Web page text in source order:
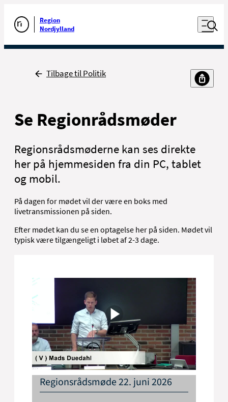
Gå til forsiden
Region
Nordjylland
Åben
Udfør søgning
Tilbage
Tilbage til Politik
Se Regionrådsmøder
Regionsrådsmøderne kan ses direkte
her på hjemmesiden fra din PC, tablet
og mobil.
På dagen for mødet vil der være en boks med
livetransmissionen på siden.
Efter mødet kan du se en optagelse her på siden. Mødet vil
typisk være tilgængeligt i løbet af 2-3 dage.